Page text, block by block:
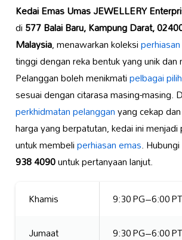
Kedai Emas Umas JEWELLERY
di577 Balai Baru, Kampung Darat,
Malaysia, menawarkan koleksi
tinggi dengan reka bentuk yang unik dan
Pelanggan boleh menikmatipelbagai
sesuai dengan citarasa masing-masing.
perkhidmatan pelangganyang cekap
harga yang berpatutan, kedai ini menjadi
untuk membeliperhiasan emas.
938 4090untuk pertanyaan lanjut.
Khamis
9:30 PG–6:00
Jumaat
9:30 PG–6:00